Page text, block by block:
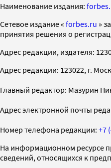
Наименование издания:
Cетевое издание « forbes.ru »
принятия решения о
Адрес редакции, издателя:
Адрес редакции: 123022, г.
Главный редактор: Мазурин
Адрес электронной почты
Номер телефона редакции: +7
На информационном ресурсе
сведений, относящихся к